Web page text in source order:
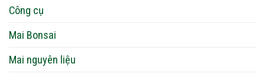
Công cụ
Mai Bonsai
Mai nguyên liệu